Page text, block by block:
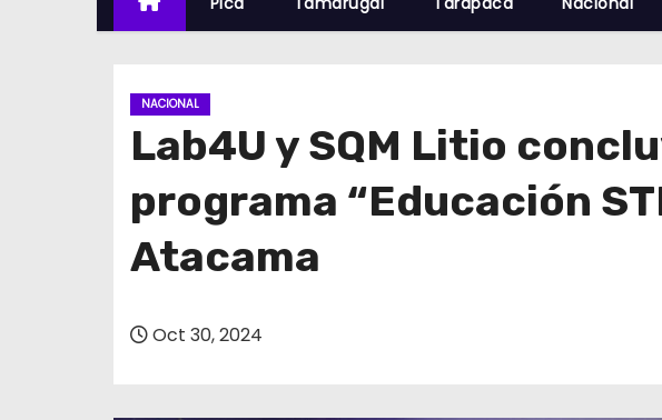
NACIONAL
Lab4U y SQM Litio
programa “Educación
Atacama
Oct 30, 2024